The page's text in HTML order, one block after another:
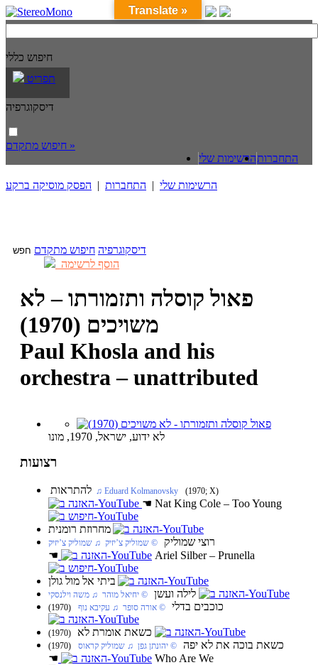
תפריט
חיפוש כללי
חיפוש מתקדם »
התחברותהרשימות שלי
הרשימות שלי | התחברות | הפסק מוסיקה ברקע
דיסקוגרפיה חיפוש מתקדם
הוסף לרשימה
פאול קוסלה ותזמורתו – לא
משויכים (1970)
Paul Khosla and his
orchestra – unattributed
לא ידוע, ישראל, 1970, מונו
רצועות
להתראות ‏ ♫ Eduard Kolmanovsky (1970; X)
☚ Nat King Cole – Too Young
מחרוזת רומנית
רוצי שמוליק ‏ © שמוליק צ’יזיק‏ ♫ שמוליק צ’יזיק
☚ Ariel Silber – Prunella
ביתי אל מול גולן
לילה ועשן ‏ © יחיאל מוהר‏ ♫ משה וילנסקי
כוכבים בדלי ‏ © אורה סופר‏ ♫ עקיבא נוף (1970)
כשאת אומרת לא (1970)
כשאת בוכה את לא יפה ‏ © יהונתן גפן‏ ♫ שמוליק קראוס (1970)
☚ Who Are We
Translate »